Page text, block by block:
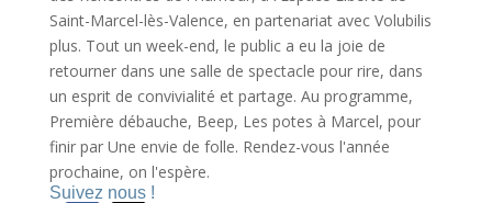
Saint-Marcel-lès-Valence, en partenariat avec Volubilis
plus. Tout un week-end, le public a eu la joie de
retourner dans une salle de spectacle pour rire, dans
un esprit de convivialité et partage. Au programme,
Première débauche, Beep, Les potes à Marcel, pour
finir par Une envie de folle. Rendez-vous l'année
prochaine, on l'espère.
Suivez nous !